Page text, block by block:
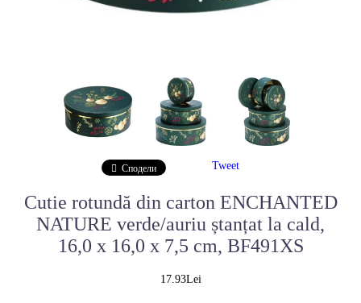
Cutie rotundă din carton ENCHANTED
NATURE verde/auriu ștanțat la cald,
16,0 x 16,0 x 7,5 cm, BF491XS
17.93Lei
Сподели Tweet